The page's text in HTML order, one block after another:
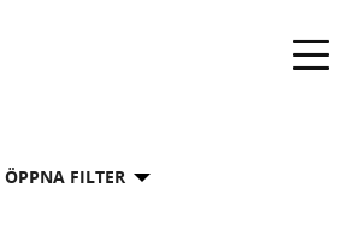
ÖPPNA FILTER